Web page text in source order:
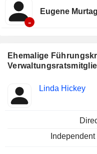
Ehemalige
Insider
Besetzte
Linda Hickey
-
Eugene